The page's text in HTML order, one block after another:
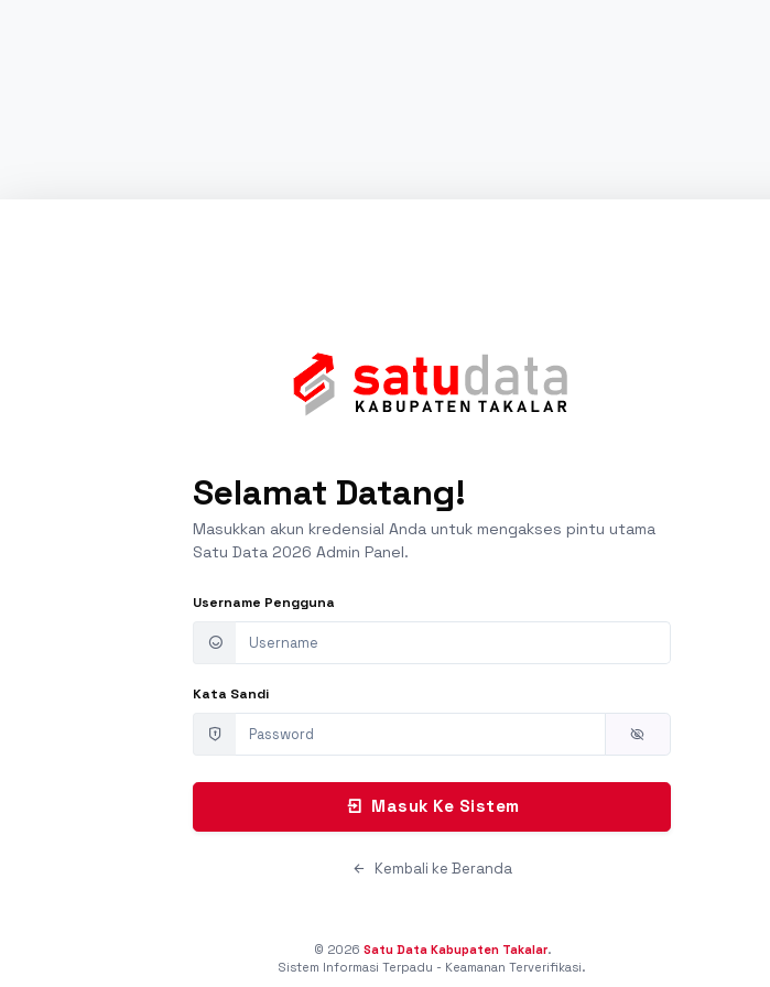
Selamat Datang!
Masukkan akun kredensial Anda untuk mengakses pintu utama
Satu Data 2026 Admin Panel.
Username Pengguna
Kata Sandi
Masuk Ke Sistem
Kembali ke Beranda
© 2026 Satu Data Kabupaten Takalar.
Sistem Informasi Terpadu - Keamanan Terverifikasi.